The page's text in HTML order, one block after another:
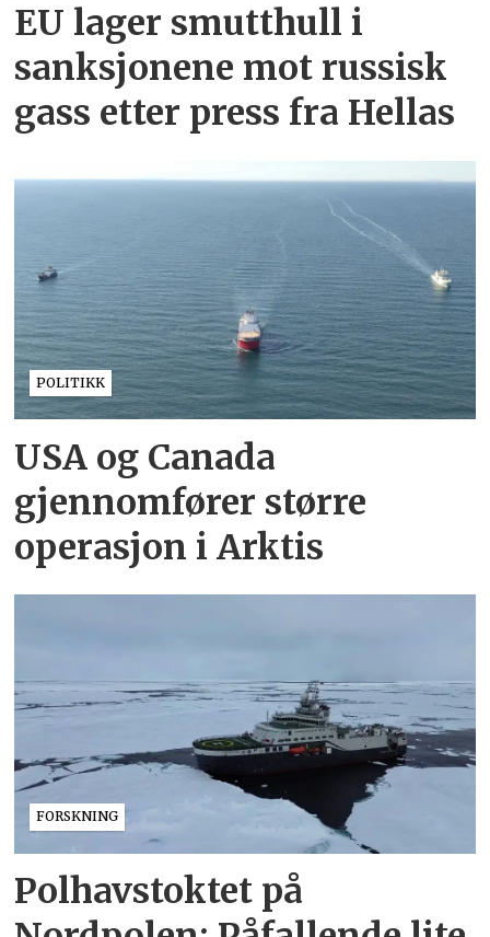
EU lager smutthull i
sanksjonene mot russisk
gass etter press fra Hellas
POLITIKK
USA og Canada
gjennomfører større
operasjon i Arktis
FORSKNING
Polhavstoktet på